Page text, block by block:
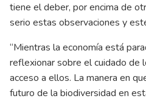
tiene el deber, por encima de
serio estas observaciones y
“Mientras la economía está
reflexionar sobre el cuidado de
acceso a ellos. La manera en
futuro de la biodiversidad en